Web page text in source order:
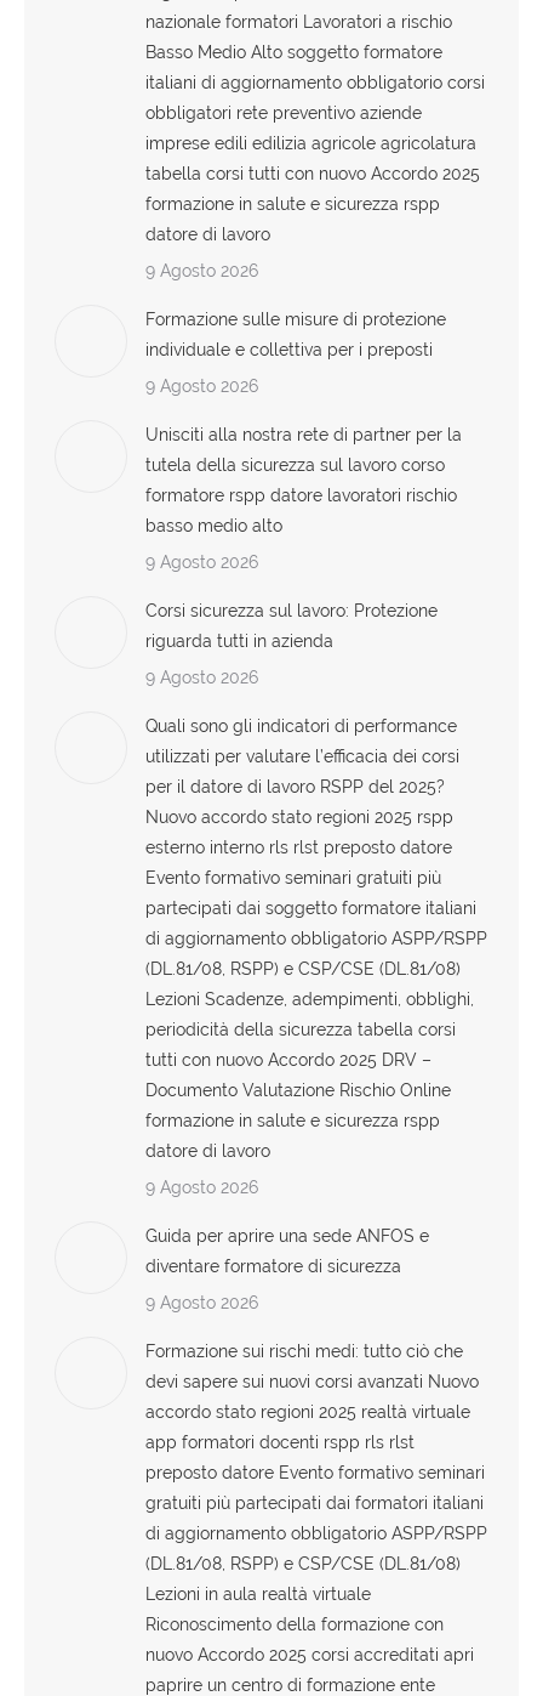
nazionale formatori Lavoratori a rischio
Basso Medio Alto soggetto formatore
italiani di aggiornamento obbligatorio corsi
obbligatori rete preventivo aziende
imprese edili edilizia agricole agricolatura
tabella corsi tutti con nuovo Accordo 2025
formazione in salute e sicurezza rspp
datore di lavoro
9 Agosto 2026
Formazione sulle misure di protezione
individuale e collettiva per i preposti
9 Agosto 2026
Unisciti alla nostra rete di partner per la
tutela della sicurezza sul lavoro corso
formatore rspp datore lavoratori rischio
basso medio alto
9 Agosto 2026
Corsi sicurezza sul lavoro: Protezione
riguarda tutti in azienda
9 Agosto 2026
Quali sono gli indicatori di performance
utilizzati per valutare l’efficacia dei corsi
per il datore di lavoro RSPP del 2025?
Nuovo accordo stato regioni 2025 rspp
esterno interno rls rlst preposto datore
Evento formativo seminari gratuiti più
partecipati dai soggetto formatore italiani
di aggiornamento obbligatorio ASPP/RSPP
(DL.81/08, RSPP) e CSP/CSE (DL.81/08)
Lezioni Scadenze, adempimenti, obblighi,
periodicità della sicurezza tabella corsi
tutti con nuovo Accordo 2025 DRV –
Documento Valutazione Rischio Online
formazione in salute e sicurezza rspp
datore di lavoro
9 Agosto 2026
Guida per aprire una sede ANFOS e
diventare formatore di sicurezza
9 Agosto 2026
Formazione sui rischi medi: tutto ciò che
devi sapere sui nuovi corsi avanzati Nuovo
accordo stato regioni 2025 realtà virtuale
app formatori docenti rspp rls rlst
preposto datore Evento formativo seminari
gratuiti più partecipati dai formatori italiani
di aggiornamento obbligatorio ASPP/RSPP
(DL.81/08, RSPP) e CSP/CSE (DL.81/08)
Lezioni in aula realtà virtuale
Riconoscimento della formazione con
nuovo Accordo 2025 corsi accreditati apri
paprire un centro di formazione ente